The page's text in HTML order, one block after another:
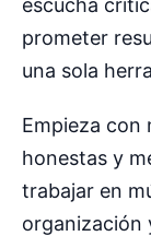
escucha
prometer
una sola
Empieza con
honestas y
trabajar en
organización